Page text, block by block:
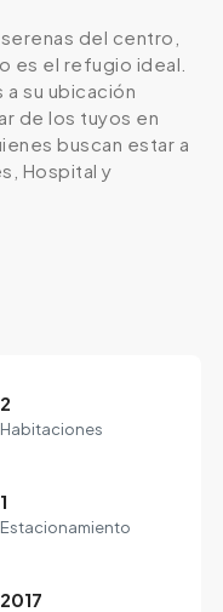
del centro,
es el refugio ideal.
su ubicación
de los tuyos en
buscan estar a
Hospital y
2
Habitaciones
1
Estacionamiento
2017